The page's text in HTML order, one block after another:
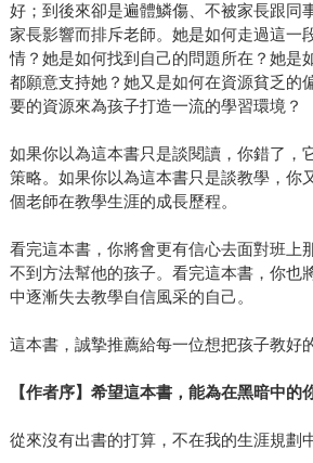
好；到後來卻是遍體鱗傷、不被家長跟同
家長影響而排斥老師。她是如何走過這一
情？她是如何找到自己的問題所在？她是
都願意支持她？她又是如何在資源貧乏的
要的資源來為孩子打造一流的學習環境？
如果你以為這本書只是談閱讀，你錯了，
策略。如果你以為這本書只是談教學，你
個老師在教學生涯的成長歷程。
看完這本書，你將會更有信心去面對班上
不到方法幫他的孩子。看完這本書，你也
中逐漸失去教學自信風采的自己。
這本書，誠摯推薦給每一位想把孩子教好
【作者序】希望這本書，能為在黑暗中的
從來沒有出書的打算，不在我的生涯規劃中